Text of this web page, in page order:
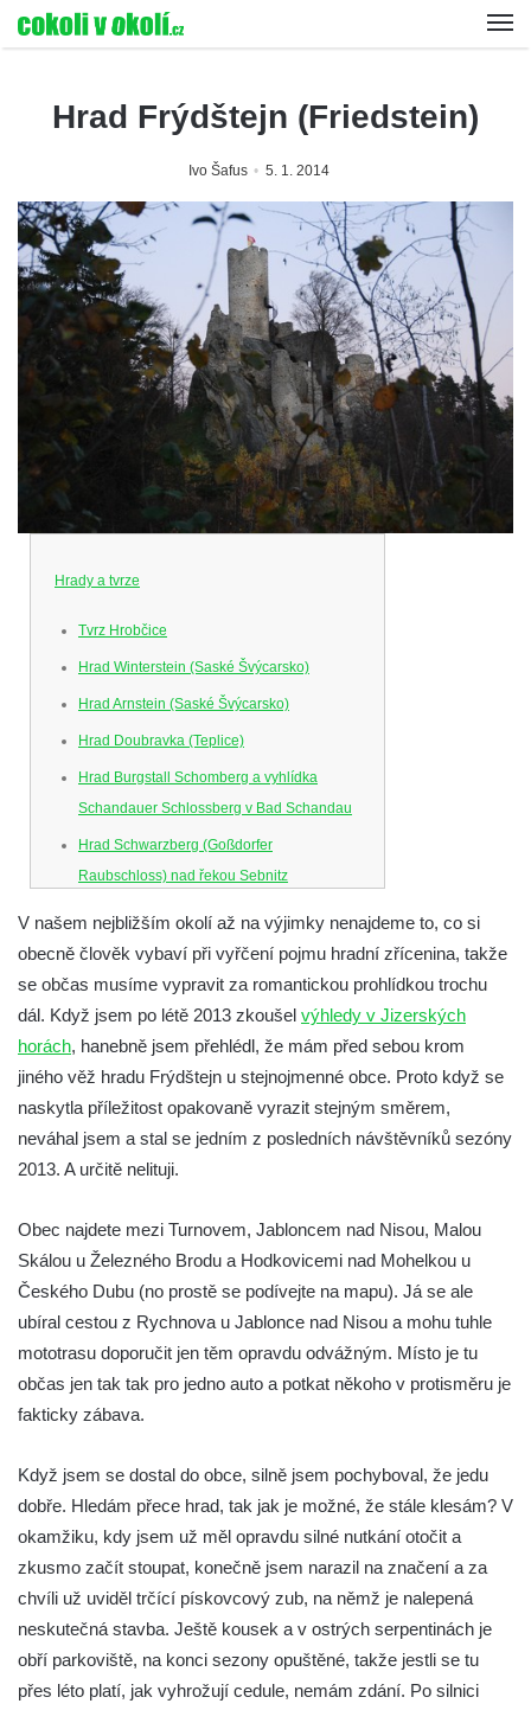
Hrad Frýdštejn (Friedstein)
Ivo Šafus 5. 1. 2014
Hrady a tvrze
Tvrz Hrobčice
Hrad Winterstein (Saské Švýcarsko)
Hrad Arnstein (Saské Švýcarsko)
Hrad Doubravka (Teplice)
Hrad Burgstall Schomberg a vyhlídka
Schandauer Schlossberg v Bad Schandau
Hrad Schwarzberg (Goßdorfer
Raubschloss) nad řekou Sebnitz
Hrad Neurathen na Bastei
Hrad Šebín
Hrad Litoměřice
Hrad Skalka u Vlastislavi
Hrad Kostomlaty
Hrad Košťálov
Tvrz Měrunice
Tvrz Kuřívody
Hrad Litýš
Hrad Levín (u Úštěku)
Hrad Bezděz
Hrad u Hvězdy
Hrad Čap
Hrad Bradlec
Hrad Drábovna
V našem nejbližším okolí až na výjimky nenajdeme to, co si
obecně člověk vybaví při vyřčení pojmu hradní zřícenina, takže
se občas musíme vypravit za romantickou prohlídkou trochu
dál. Když jsem po létě 2013 zkoušel výhledy v Jizerských
horách, hanebně jsem přehlédl, že mám před sebou krom
jiného věž hradu Frýdštejn u stejnojmenné obce. Proto když se
naskytla příležitost opakovaně vyrazit stejným směrem,
neváhal jsem a stal se jedním z posledních návštěvníků sezóny
2013. A určitě nelituji.
Obec najdete mezi Turnovem, Jabloncem nad Nisou, Malou
Skálou u Železného Brodu a Hodkovicemi nad Mohelkou u
Českého Dubu (no prostě se podívejte na mapu). Já se ale
ubíral cestou z Rychnova u Jablonce nad Nisou a mohu tuhle
mototrasu doporučit jen těm opravdu odvážným. Místo je tu
občas jen tak tak pro jedno auto a potkat někoho v protisměru je
fakticky zábava.
Když jsem se dostal do obce, silně jsem pochyboval, že jedu
dobře. Hledám přece hrad, tak jak je možné, že stále klesám? V
okamžiku, kdy jsem už měl opravdu silné nutkání otočit a
zkusmo začít stoupat, konečně jsem narazil na značení a za
chvíli už uviděl trčící pískovcový zub, na němž je nalepená
neskutečná stavba. Ještě kousek a v ostrých serpentinách je
obří parkoviště, na konci sezony opuštěné, takže jestli se tu
přes léto platí, jak vyhrožují cedule, nemám zdání. Po silnici